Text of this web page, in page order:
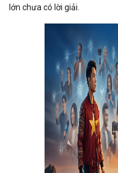
lớn chưa có lời giải.